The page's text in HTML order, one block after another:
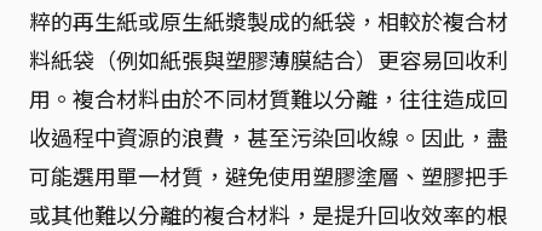
粹的再生紙或原生紙漿製成的紙袋，相較於複合材
料紙袋（例如紙張與塑膠薄膜結合）更容易回收利
用。複合材料由於不同材質難以分離，往往造成回
收過程中資源的浪費，甚至污染回收線。因此，盡
可能選用單一材質，避免使用塑膠塗層、塑膠把手
或其他難以分離的複合材料，是提升回收效率的根